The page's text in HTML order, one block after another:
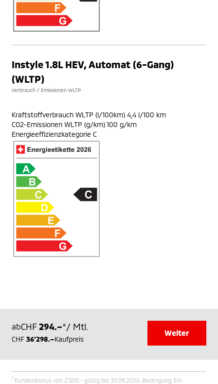
Instyle 1.8L HEV, Automat (6-Gang)
(WLTP)
Verbrauch / Emissionen WLTP
Kraftstoffverbrauch WLTP (l/100km) 4,4 l/100 km
CO2-Emissionen WLTP (g/km) 100 g/km
Energieeffizienzkategorie C
abCHF294.–*/ Mtl.
CHF 36'298.–Kaufpreis
Weiter
1 Kundenbonus von 2'000.- gültig bis 30.09.2026. Bedingung: Ein